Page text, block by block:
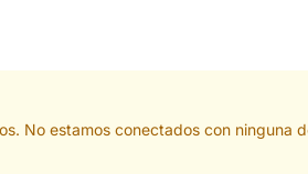
No estamos conectados con ninguna